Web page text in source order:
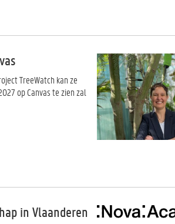
TreeWatch kan ze
op Canvas te zien zal
in Vlaanderen